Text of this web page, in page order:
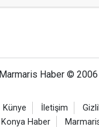
Marmaris Haber © 2006
Künye İletişim
Konya Haber